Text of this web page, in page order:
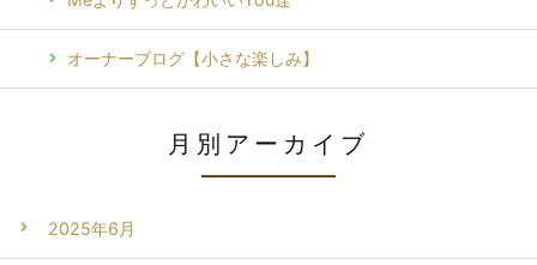
オーナーブログ【小さな楽しみ】
月別アーカイブ
2025年6月